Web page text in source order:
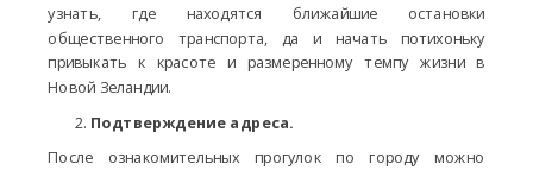
узнать, где находятся ближайшие остановки
общественного транспорта, да и начать потихоньку
привыкать к красоте и размеренному темпу жизни в
Новой Зеландии.
Подтверждение адреса.
После ознакомительных прогулок по городу можно